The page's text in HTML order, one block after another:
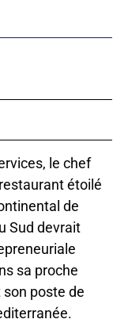
le chef
étoilé
de
Sud devrait
sa proche
son poste de